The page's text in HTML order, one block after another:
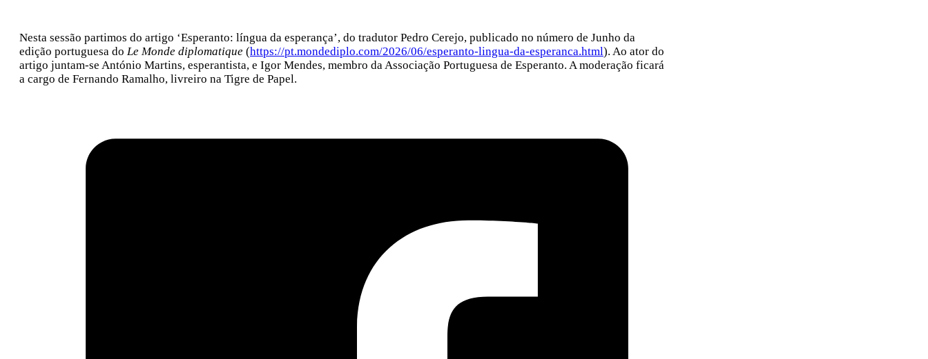
Nesta sessão partimos do artigo ‘Esperanto: língua da esperança’, do tradutor Pedro Cerejo, publicado no número de Junho da
edição portuguesa do Le Monde diplomatique (https://pt.mondediplo.com/2026/06/esperanto-lingua-da-esperanca.html). Ao ator do
artigo juntam-se António Martins, esperantista, e Igor Mendes, membro da Associação Portuguesa de Esperanto. A moderação ficará
a cargo de Fernando Ramalho, livreiro na Tigre de Papel.